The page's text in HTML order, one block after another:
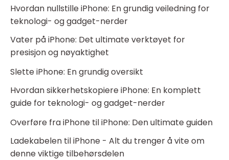
Hvordan nullstille iPhone: En grundig veiledning for
teknologi- og gadget-nerder
Vater på iPhone: Det ultimate verktøyet for
presisjon og nøyaktighet
Slette iPhone: En grundig oversikt
Hvordan sikkerhetskopiere iPhone: En komplett
guide for teknologi- og gadget-nerder
Overføre fra iPhone til iPhone: Den ultimate guiden
Ladekabelen til iPhone - Alt du trenger å vite om
denne viktige tilbehørsdelen